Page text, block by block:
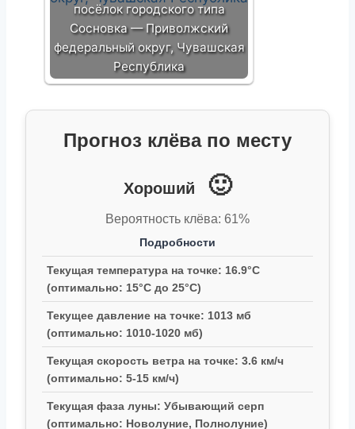
посёлок городского типа
Сосновка — Приволжский
федеральный округ, Чувашская
Республика
Прогноз клёва по месту
Хороший 🙂
Вероятность клёва: 61%
Подробности
Текущая температура на точке: 16.9°C
(оптимально: 15°C до 25°C)
Текущее давление на точке: 1013 мб
(оптимально: 1010-1020 мб)
Текущая скорость ветра на точке: 3.6 км/ч
(оптимально: 5-15 км/ч)
Текущая фаза луны: Убывающий серп
(оптимально: Новолуние, Полнолуние)